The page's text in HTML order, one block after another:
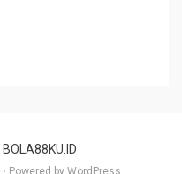
BOLA88KU.ID